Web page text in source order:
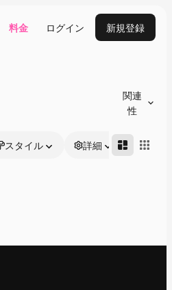
料金 ログイン 新規登録
関連
性
スタイル 詳細